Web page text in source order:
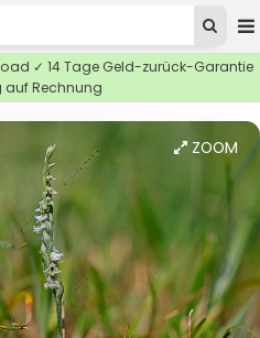
✓ 14 Tage Geld-zurück-Garantie
auf Rechnung
ZOOM